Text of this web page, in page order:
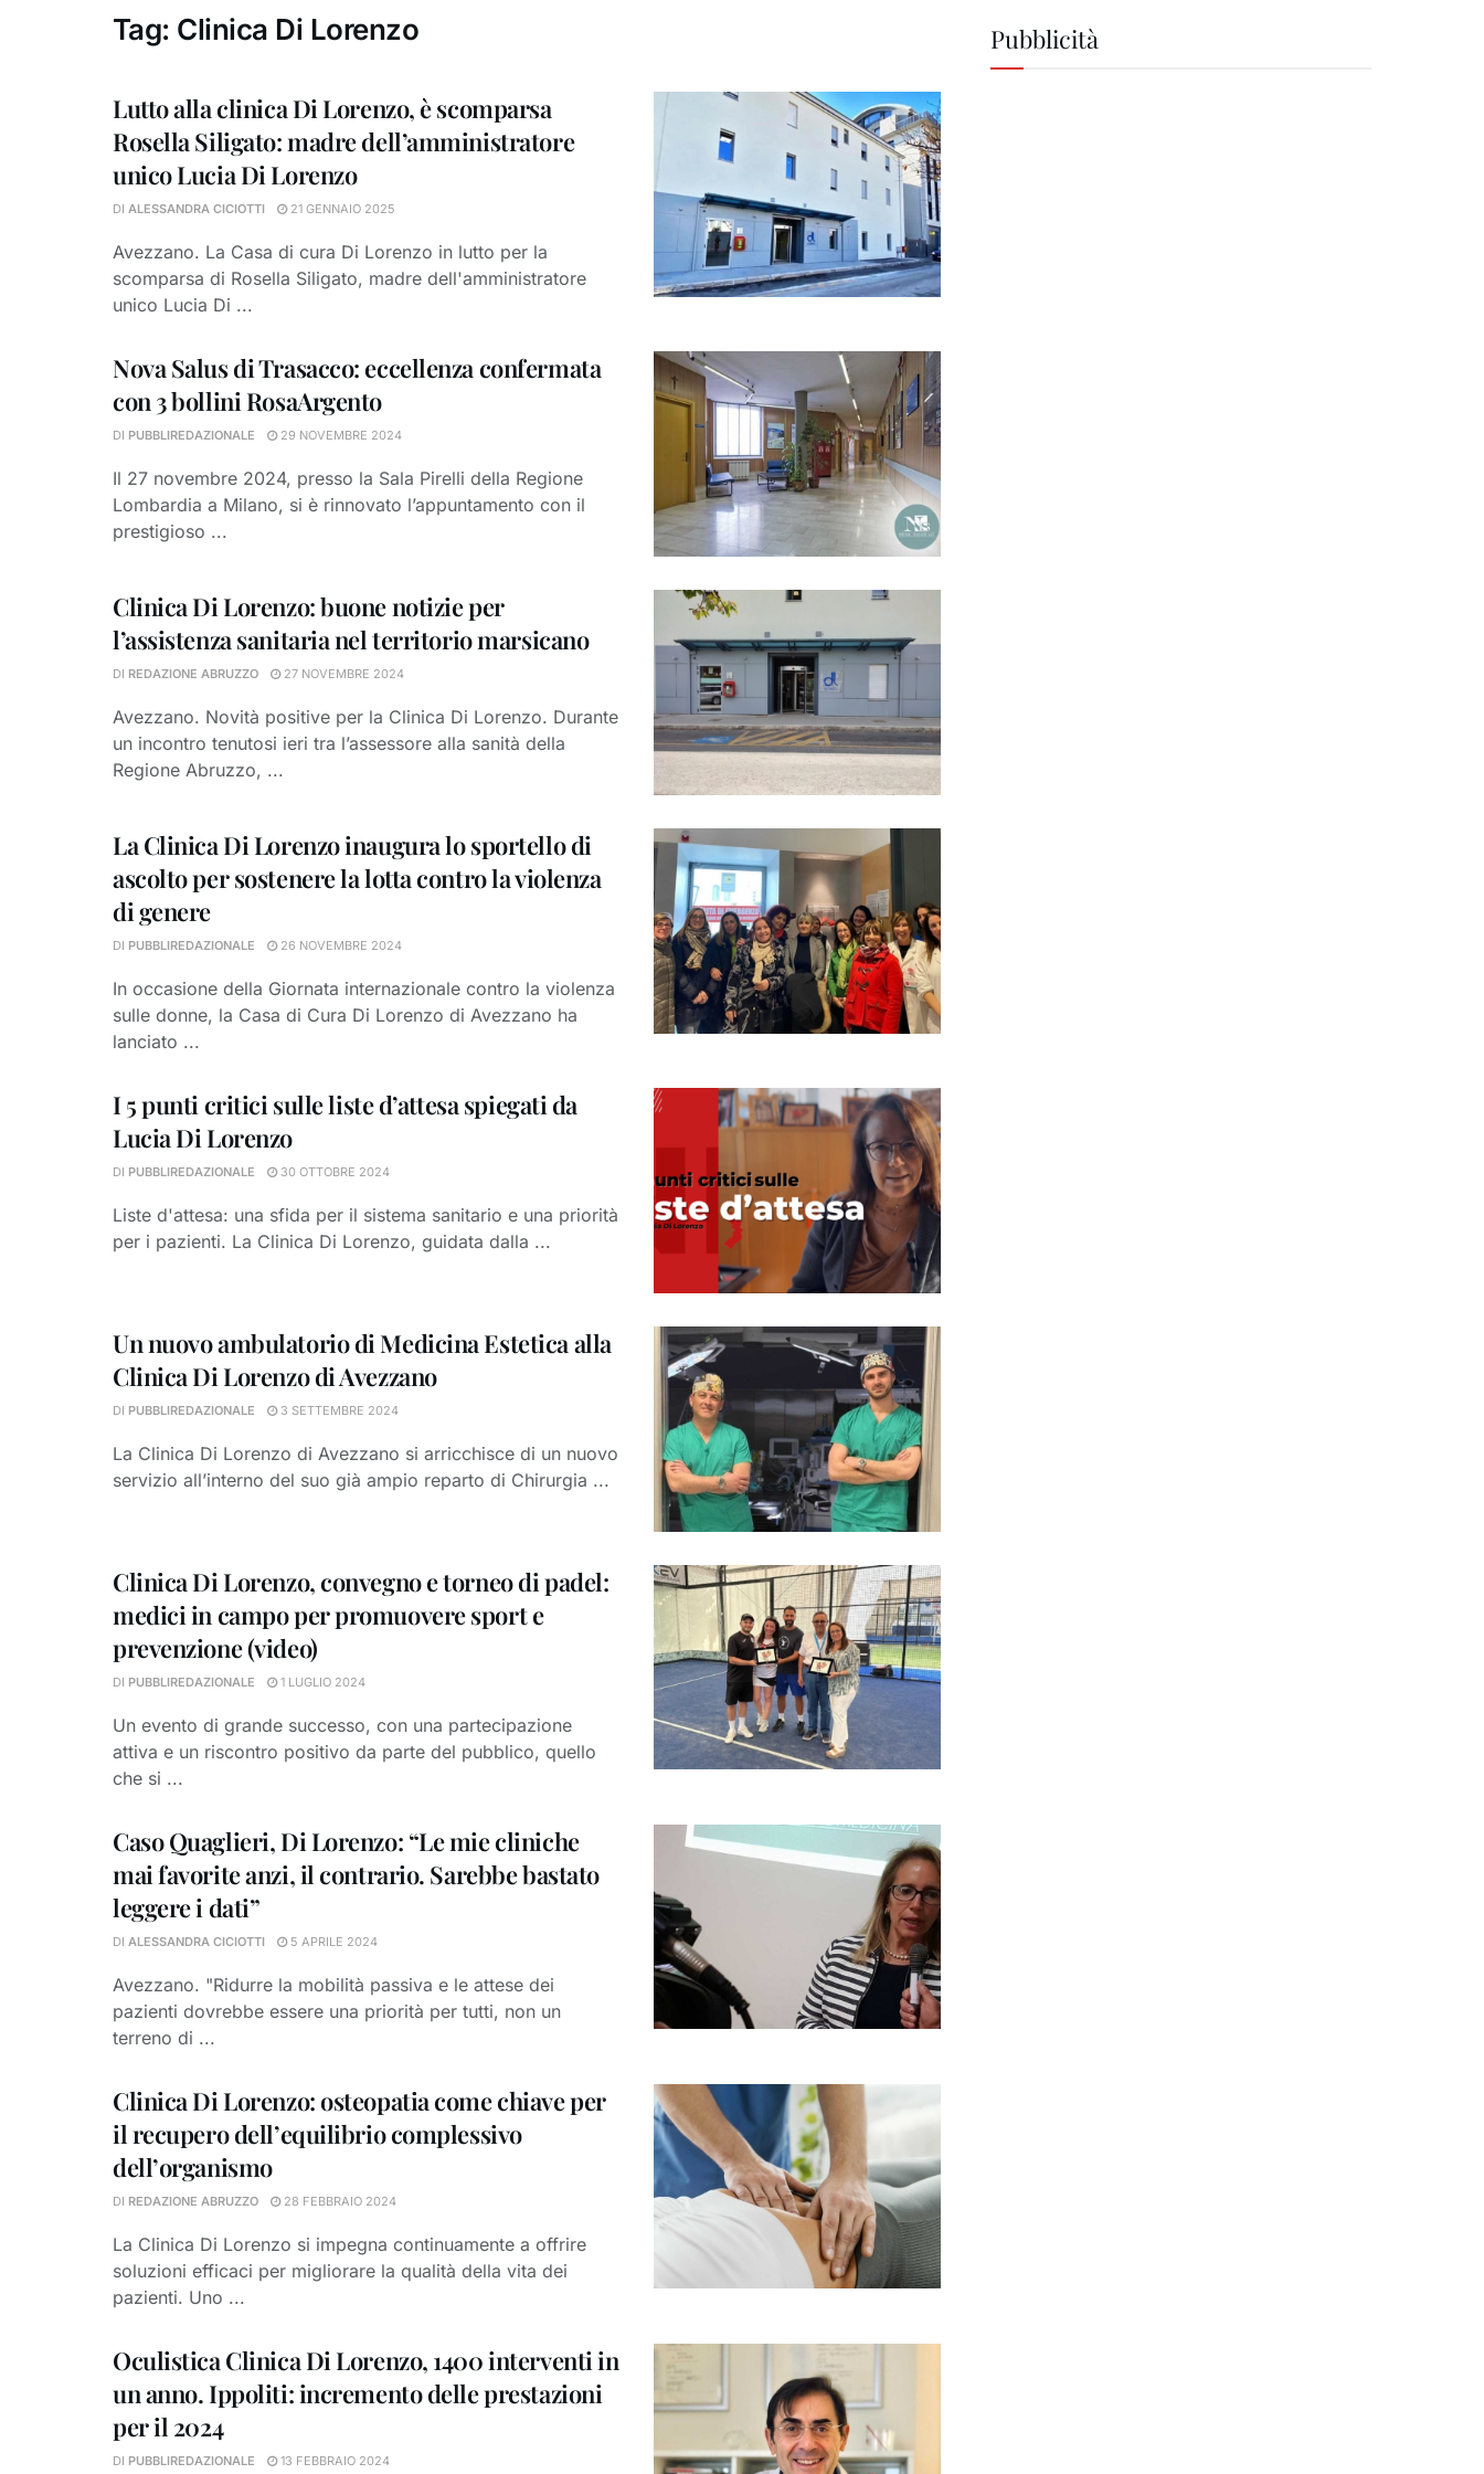
Tag: Clinica Di Lorenzo
Lutto alla clinica Di Lorenzo, è scomparsa
Rosella Siligato: madre dell’amministratore
unico Lucia Di Lorenzo
DI ALESSANDRA CICIOTTI 21 GENNAIO 2025
Avezzano. La Casa di cura Di Lorenzo in lutto per la
scomparsa di Rosella Siligato, madre dell'amministratore
unico Lucia Di ...
Nova Salus di Trasacco: eccellenza confermata
con 3 bollini RosaArgento
DI PUBBLIREDAZIONALE 29 NOVEMBRE 2024
Il 27 novembre 2024, presso la Sala Pirelli della Regione
Lombardia a Milano, si è rinnovato l’appuntamento con il
prestigioso ...
Clinica Di Lorenzo: buone notizie per
l’assistenza sanitaria nel territorio marsicano
DI REDAZIONE ABRUZZO 27 NOVEMBRE 2024
Avezzano. Novità positive per la Clinica Di Lorenzo. Durante
un incontro tenutosi ieri tra l’assessore alla sanità della
Regione Abruzzo, ...
La Clinica Di Lorenzo inaugura lo sportello di
ascolto per sostenere la lotta contro la violenza
di genere
DI PUBBLIREDAZIONALE 26 NOVEMBRE 2024
In occasione della Giornata internazionale contro la violenza
sulle donne, la Casa di Cura Di Lorenzo di Avezzano ha
lanciato ...
I 5 punti critici sulle liste d’attesa spiegati da
Lucia Di Lorenzo
DI PUBBLIREDAZIONALE 30 OTTOBRE 2024
Liste d'attesa: una sfida per il sistema sanitario e una priorità
per i pazienti. La Clinica Di Lorenzo, guidata dalla ...
Un nuovo ambulatorio di Medicina Estetica alla
Clinica Di Lorenzo di Avezzano
DI PUBBLIREDAZIONALE 3 SETTEMBRE 2024
La Clinica Di Lorenzo di Avezzano si arricchisce di un nuovo
servizio all’interno del suo già ampio reparto di Chirurgia ...
Clinica Di Lorenzo, convegno e torneo di padel:
medici in campo per promuovere sport e
prevenzione (video)
DI PUBBLIREDAZIONALE 1 LUGLIO 2024
Un evento di grande successo, con una partecipazione
attiva e un riscontro positivo da parte del pubblico, quello
che si ...
Caso Quaglieri, Di Lorenzo: “Le mie cliniche
mai favorite anzi, il contrario. Sarebbe bastato
leggere i dati”
DI ALESSANDRA CICIOTTI 5 APRILE 2024
Avezzano. "Ridurre la mobilità passiva e le attese dei
pazienti dovrebbe essere una priorità per tutti, non un
terreno di ...
Clinica Di Lorenzo: osteopatia come chiave per
il recupero dell’equilibrio complessivo
dell’organismo
DI REDAZIONE ABRUZZO 28 FEBBRAIO 2024
La Clinica Di Lorenzo si impegna continuamente a offrire
soluzioni efficaci per migliorare la qualità della vita dei
pazienti. Uno ...
Oculistica Clinica Di Lorenzo, 1400 interventi in
un anno. Ippoliti: incremento delle prestazioni
per il 2024
DI PUBBLIREDAZIONALE 13 FEBBRAIO 2024
Pubblicità